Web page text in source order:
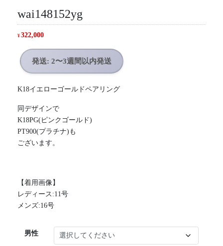
wai148152yg
¥ 322,000
発送: 2〜3週間以内発送
K18イエローゴールドペアリング
同デザインで
K18PG(ピンクゴールド)
PT900(プラチナ)も
ございます。
【着用画像】
レディース:11号
メンズ:16号
男性